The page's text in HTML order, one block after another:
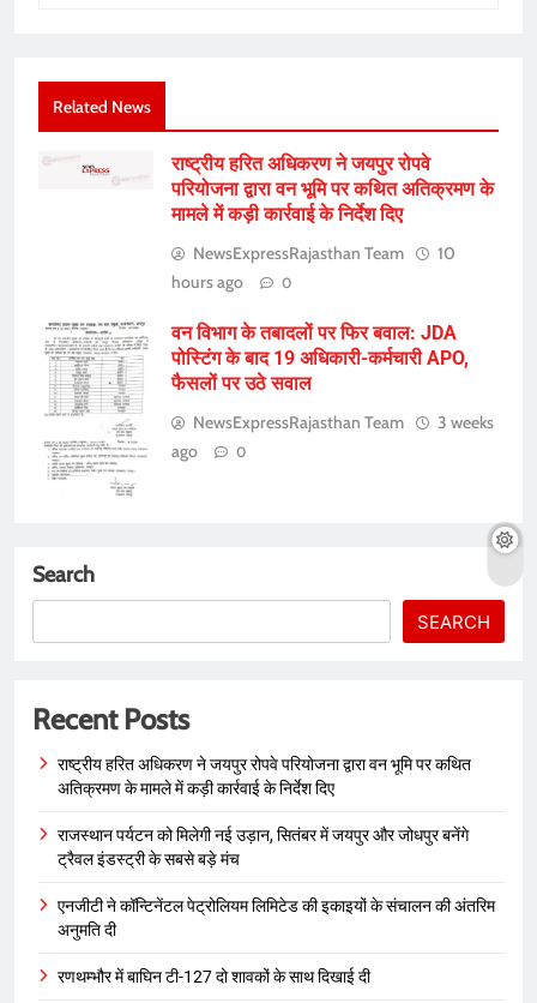
Related News
राष्ट्रीय हरित अधिकरण ने जयपुर रोपवे
परियोजना द्वारा वन भूमि पर कथित अतिक्रमण के
मामले में कड़ी कार्रवाई के निर्देश दिए
NewsExpressRajasthan Team
10
hours ago
0
वन विभाग के तबादलों पर फिर बवाल: JDA
पोस्टिंग के बाद 19 अधिकारी-कर्मचारी APO,
फैसलों पर उठे सवाल
NewsExpressRajasthan Team
3 weeks
ago
0
Search
SEARCH
Recent Posts
राष्ट्रीय हरित अधिकरण ने जयपुर रोपवे परियोजना द्वारा वन भूमि पर कथित
अतिक्रमण के मामले में कड़ी कार्रवाई के निर्देश दिए
राजस्थान पर्यटन को मिलेगी नई उड़ान, सितंबर में जयपुर और जोधपुर बनेंगे
ट्रैवल इंडस्ट्री के सबसे बड़े मंच
एनजीटी ने कॉन्टिनेंटल पेट्रोलियम लिमिटेड की इकाइयों के संचालन की अंतरिम
अनुमति दी
रणथम्भौर में बाघिन टी-127 दो शावकों के साथ दिखाई दी